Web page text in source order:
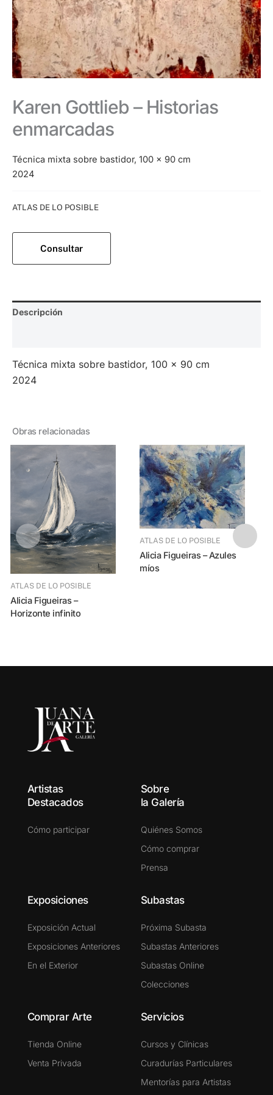
Karen Gottlieb – Historias
enmarcadas
Técnica mixta sobre bastidor, 100 x 90 cm
2024
ATLAS DE LO POSIBLE
Consultar
Descripción
Técnica mixta sobre bastidor, 100 x 90 cm
2024
Obras relacionadas
ATLAS DE LO POSIBLE
Alicia Figueiras –
Horizonte infinito
ATLAS DE LO POSIBLE
Alicia Figueiras – Azules
míos
Artistas
Destacados
Cómo participar
Sobre
la Galería
Quiénes Somos
Cómo comprar
Prensa
Exposiciones
Exposición Actual
Exposiciones Anteriores
En el Exterior
Subastas
Próxima Subasta
Subastas Anteriores
Subastas Online
Colecciones
Comprar Arte
Tienda Online
Venta Privada
Servicios
Cursos y Clínicas
Curadurías Particulares
Mentorías para Artistas